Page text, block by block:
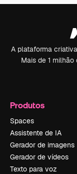
A plataforma
Mais de 1
Produtos
Spaces
Assistente de IA
Gerador de imagens
Gerador de vídeos
Texto para voz